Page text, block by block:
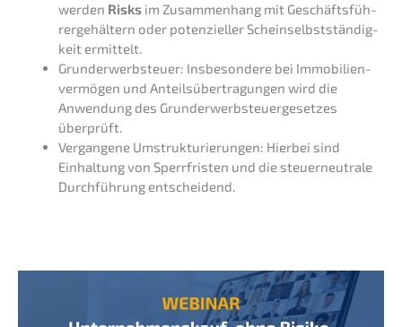
werden Risks im Zusam­men­hang mit Geschäfts­füh­
rer­ge­häl­tern oder poten­zi­el­ler Schein­selbst­stän­dig­
keit ermittelt.
Grund­er­werb­steu­er: Insbe­son­de­re bei Immobi­li­en­
ver­mö­gen und Anteils­über­tra­gun­gen wird die
Anwen­dung des Grund­er­werb­steu­er­ge­set­zes
überprüft.
Vergan­ge­ne Umstruk­tu­rie­run­gen: Hierbei sind
Einhal­tung von Sperr­fris­ten und die steuerneu­tra­le
Durch­füh­rung entscheidend.